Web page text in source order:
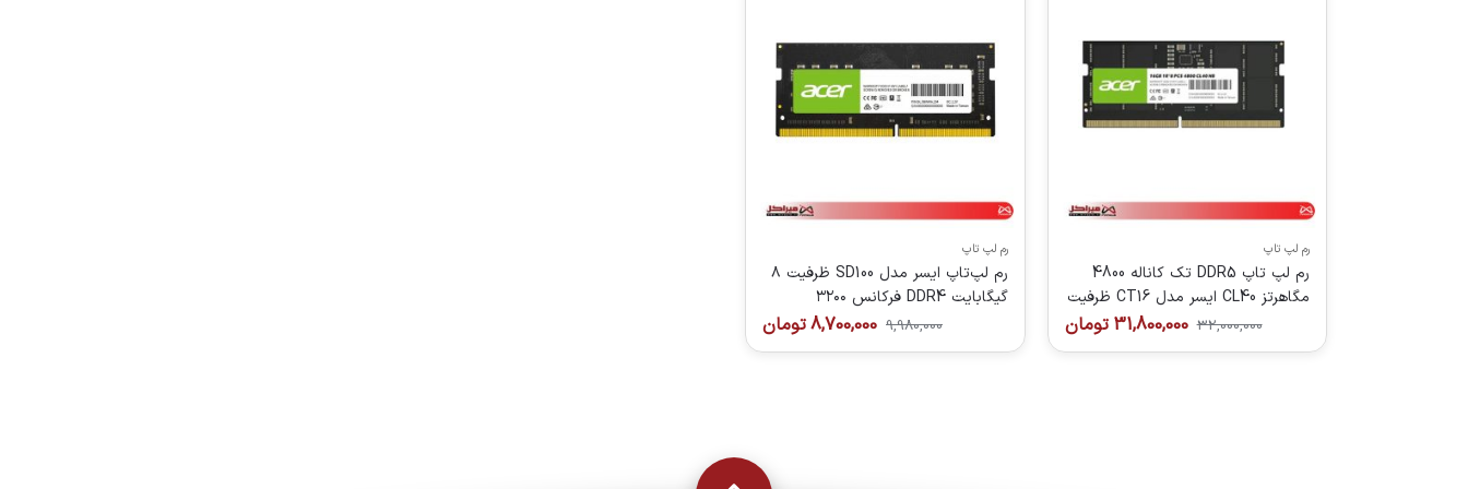
رم لپ تاپ
رم لپ تاپ DDR5 تک کاناله 4800
مگاهرتز CL40 ایسر مدل CT16 ظرفیت
32,000,000
31,800,000 تومان
رم لپ تاپ
رم لپ‌تاپ ایسر مدل SD100 ظرفیت ۸
گیگابایت DDR4 فرکانس ۳۲۰۰
9,980,000
8,700,000تومان